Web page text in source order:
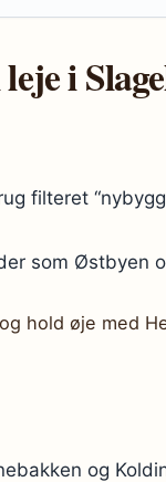
i
filteret
som Østbyen
hold øje med
og